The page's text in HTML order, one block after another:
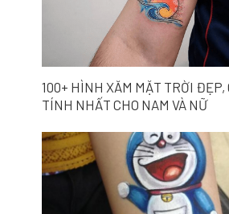
100+ HÌNH XĂM MẶT TRỜI ĐẸP,
TÍNH NHẤT CHO NAM VÀ NỮ